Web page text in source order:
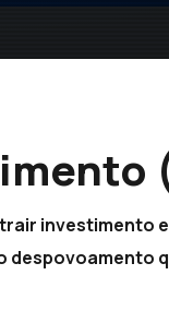
investimento